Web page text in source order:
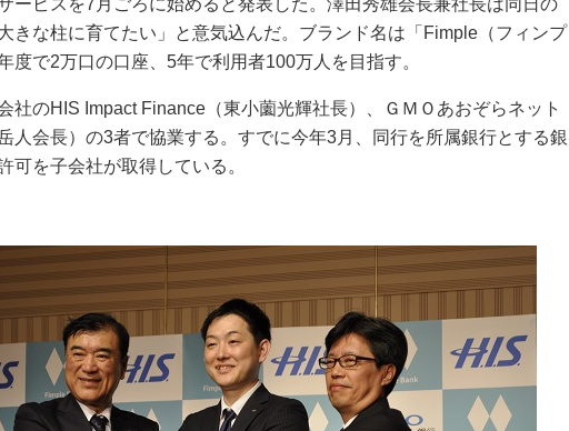
ービスを7月ごろに始めると発表した。澤田秀雄会長兼社長は同日の
きな柱に育てたい」と意気込んだ。ブランド名は「Fimple（フィンプ
度で2万口の口座、5年で利用者100万人を目指す。
社のHIS Impact Finance（東小薗光輝社長）、ＧＭＯあおぞらネット
人会長）の3者で協業する。すでに今年3月、同行を所属銀行とする銀
可を子会社が取得している。